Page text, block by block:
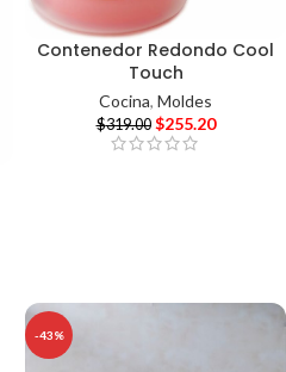
Contenedor Redondo Cool
Touch
Cocina, Moldes
$319.00 $255.20
-43%